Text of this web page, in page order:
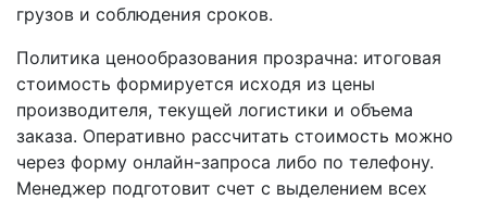
грузов и соблюдения сроков.
Политика ценообразования прозрачна: итоговая
стоимость формируется исходя из цены
производителя, текущей логистики и объема
заказа. Оперативно рассчитать стоимость можно
через форму онлайн-запроса либо по телефону.
Менеджер подготовит счет с выделением всех